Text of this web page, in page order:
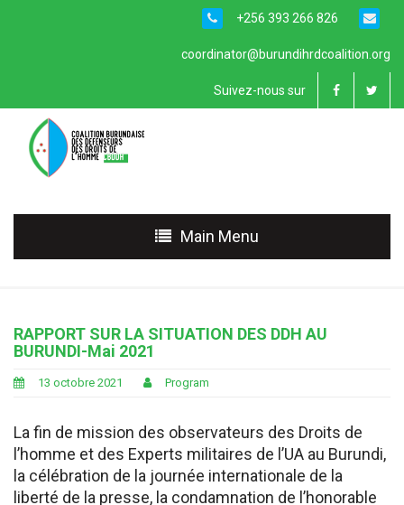
+256 393 266 826
coordinator@burundihrdcoalition.org
Suivez-nous sur
Main Menu
RAPPORT SUR LA SITUATION DES DDH AU
BURUNDI-Mai 2021
13 octobre 2021 Program
La fin de mission des observateurs des Droits de
l’homme et des Experts militaires de l’UA au Burundi,
la célébration de la journée internationale de la
liberté de la presse, la condamnation de l’honorable